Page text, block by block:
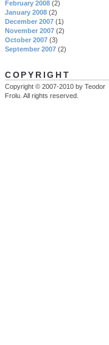
February 2008 (2)
January 2008 (2)
December 2007 (1)
November 2007 (2)
October 2007 (3)
September 2007 (2)
COPYRIGHT
Copyright © 2007-2010 by Teodor
Frolu. All rights reserved.